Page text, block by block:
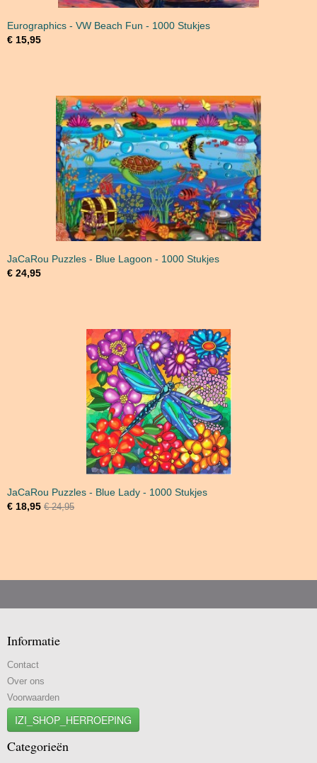
Eurographics - VW Beach Fun - 1000 Stukjes
€ 15,95
JaCaRou Puzzles - Blue Lagoon - 1000 Stukjes
€ 24,95
JaCaRou Puzzles - Blue Lady - 1000 Stukjes
€ 18,95 € 24,95
Informatie
Contact
Over ons
Voorwaarden
IZI_SHOP_HERROEPING
Categorieën